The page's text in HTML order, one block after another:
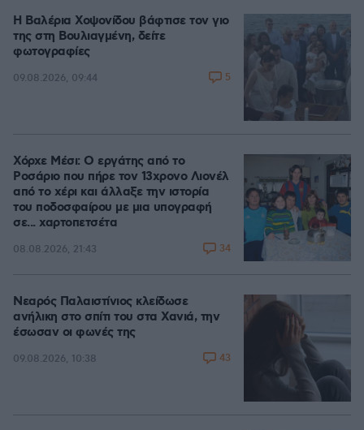
Η Βαλέρια Χοψονίδου βάφτισε τον γιο
της στη Βουλιαγμένη, δείτε
φωτογραφίες
09.08.2026, 09:44 5
Χόρχε Μέσι: Ο εργάτης από το
Ροσάριο που πήρε τον 13χρονο Λιονέλ
από το χέρι και άλλαξε την ιστορία
του ποδοσφαίρου με μια υπογραφή
σε... χαρτοπετσέτα
08.08.2026, 21:43 34
Νεαρός Παλαιστίνιος κλείδωσε
ανήλικη στο σπίτι του στα Χανιά, την
έσωσαν οι φωνές της
09.08.2026, 10:38 43